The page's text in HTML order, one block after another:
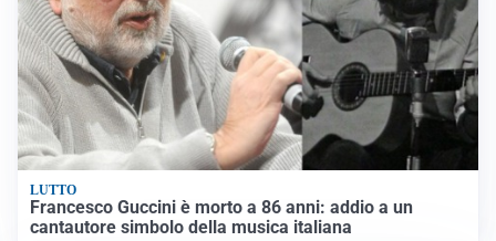
LUTTO
Francesco Guccini è morto a 86 anni: addio a un
cantautore simbolo della musica italiana